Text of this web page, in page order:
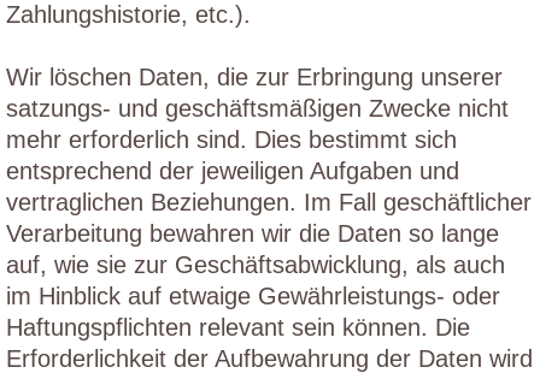
Zahlungshistorie, etc.).
Wir löschen Daten, die zur Erbringung unserer
satzungs- und geschäftsmäßigen Zwecke nicht
mehr erforderlich sind. Dies bestimmt sich
entsprechend der jeweiligen Aufgaben und
vertraglichen Beziehungen. Im Fall geschäftlicher
Verarbeitung bewahren wir die Daten so lange
auf, wie sie zur Geschäftsabwicklung, als auch
im Hinblick auf etwaige Gewährleistungs- oder
Haftungspflichten relevant sein können. Die
Erforderlichkeit der Aufbewahrung der Daten wird